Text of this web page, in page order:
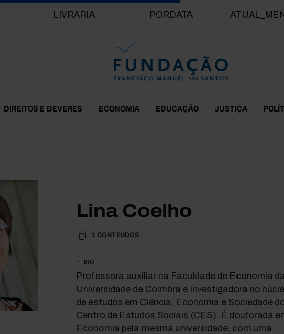
LIVRARIA PORDATA
DIREITOS E DEVERES ECONOMIA EDUCAÇÃO JUSTIÇA
Lina Coelho
1 CONTEÚDOS
BIO
Professora auxiliar na Faculdade de Economia
Universidade de Coimbra e investigadora no
de estudos em Ciência, Economia e Sociedade
Centro de Estudos Sociais (CES). É doutorada
Economia pela mesma universidade, com uma